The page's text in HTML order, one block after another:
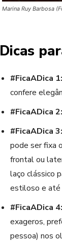
Marina Ruy Barbosa
Dicas
#FicaADica 1:
confere
#FicaADica 2:
#FicaADica 3:
pode ser fixa
frontal ou
laço clássico
estiloso e até
#FicaADica 4:
exageros,
pessoa) nos